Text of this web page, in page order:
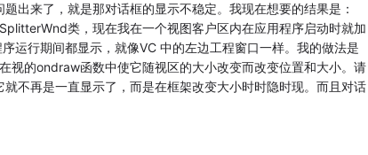
出来了，就是那对话框的显示不稳定。我现在想要的结果是：
类，现在我在一个视图客户区内在应用程序启动时就加
运行期间都显示，就像VC 中的左边工程窗口一样。我的做法是
视的ondraw函数中使它随视区的大小改变而改变位置和大小。请
不再是一直显示了，而是在框架改变大小时时隐时现。而且对话